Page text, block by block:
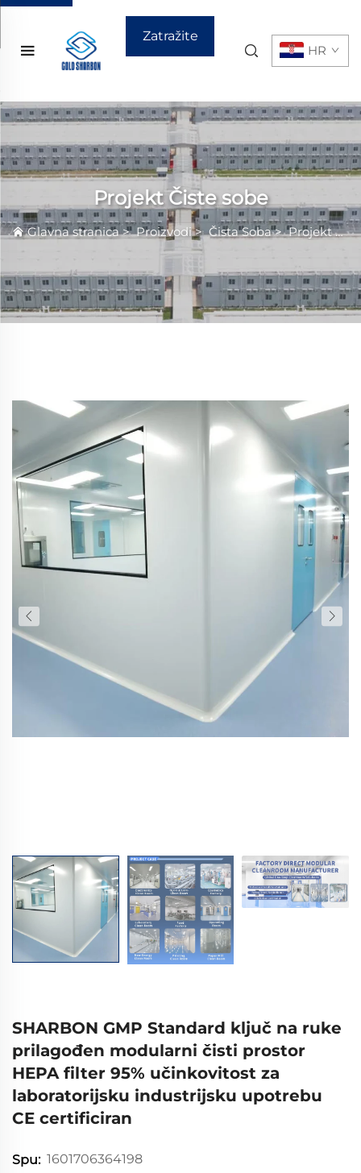
Zatražite
HR
Projekt Čiste sobe
Glavna stranica>Proizvodi>Čista Sobа>Projekt Čiste sobe
SHARBON GMP Standard ključ na ruke
prilagođen modularni čisti prostor
HEPA filter 95% učinkovitost za
laboratorijsku industrijsku upotrebu
CE certificiran
Spu: 1601706364198